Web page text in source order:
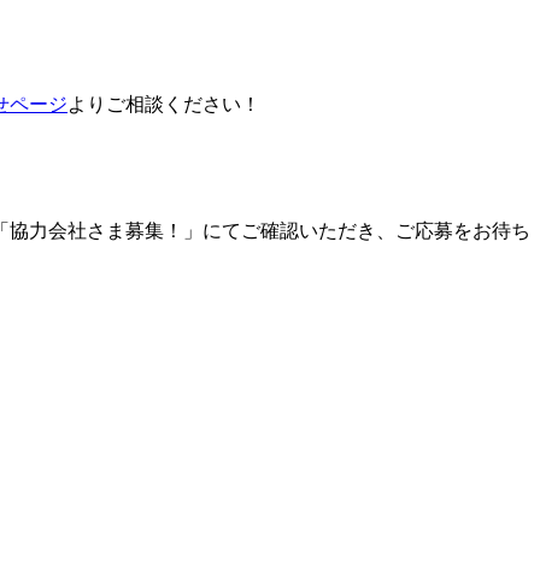
ページよりご相談ください！
協力会社さま募集！」にてご確認いただき、ご応募をお待ち